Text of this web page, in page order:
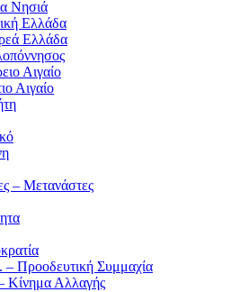
Νησιά
Ελλάδα
Ελλάδα
Αιγαίο
Αιγαίο
– Μετανάστες
Προοδευτική Συμμαχία
Αλλαγής